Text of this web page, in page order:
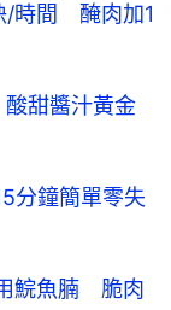
/時間 醃肉加1
甜醬汁黃金
分鐘簡單零失
鯇魚腩 脆肉